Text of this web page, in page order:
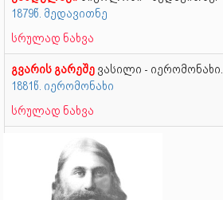
1879წ. მედავითნე
სრულად ნახვა
გვარის გარეშე ვასილი - იერომონახი.
1881წ. იერომონახი
სრულად ნახვა